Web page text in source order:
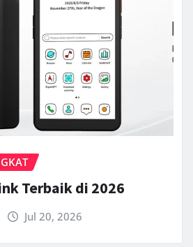
Terbaik di 2026
Jul 20, 2026